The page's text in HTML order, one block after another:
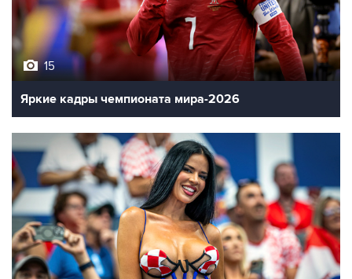
15
Яркие кадры чемпионата мира-2026